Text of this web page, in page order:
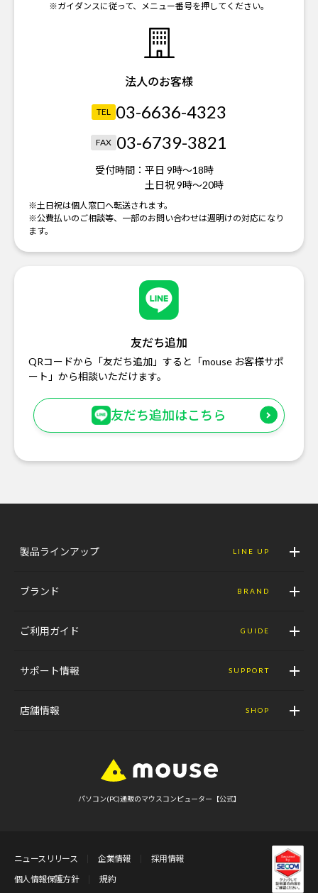
※ガイダンスに従って、メニュー番号を押してください。
法人のお客様
TEL 03-6636-4323
FAX 03-6739-3821
受付時間： 平日 9時～18時
土日祝 9時～20時
※土日祝は個人窓口へ転送されます。
※公費払いのご相談等、一部のお問い合わせは週明けの対応になり
ます。
友だち追加
QRコードから「友だち追加」すると「mouse お客様サポ
ート」から相談いただけます。
友だち追加はこちら
製品ラインアップ LINE UP
ブランド BRAND
ご利用ガイド GUIDE
サポート情報 SUPPORT
店舗情報 SHOP
パソコン(PC)通販のマウスコンピューター【公式】
ニュースリリース 企業情報
採用情報
個人情報保護方針
規約